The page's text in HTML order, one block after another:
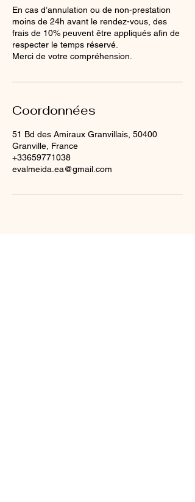
En cas d’annulation ou de non-prestation
moins de 24h avant le rendez-vous, des
frais de 10% peuvent être appliqués afin de
respecter le temps réservé.
Merci de votre compréhension.
Coordonnées
51 Bd des Amiraux Granvillais, 50400
Granville, France
+33659771038
evalmeida.ea@gmail.com